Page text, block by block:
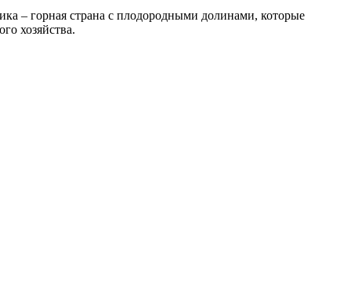
– горная страна с плодородными долинами, которые
хозяйства.